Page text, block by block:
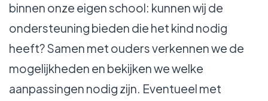
binnen onze eigen school: kunnen wij de
ondersteuning bieden die het kind nodig
heeft? Samen met ouders verkennen we de
mogelijkheden en bekijken we welke
aanpassingen nodig zijn. Eventueel met